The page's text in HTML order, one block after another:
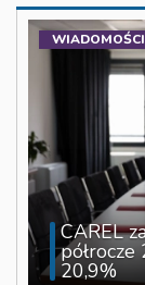
CAREL
20,9%
WIADOMOŚCI